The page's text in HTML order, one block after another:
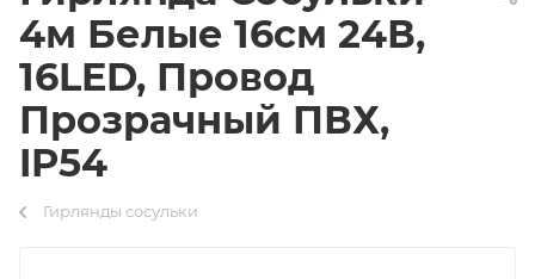
4м Белые 16см 24В,
16LED, Провод
Прозрачный ПВХ,
IP54
Гирлянды сосульки